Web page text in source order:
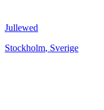
Jullewed
Stockholm, Sverige